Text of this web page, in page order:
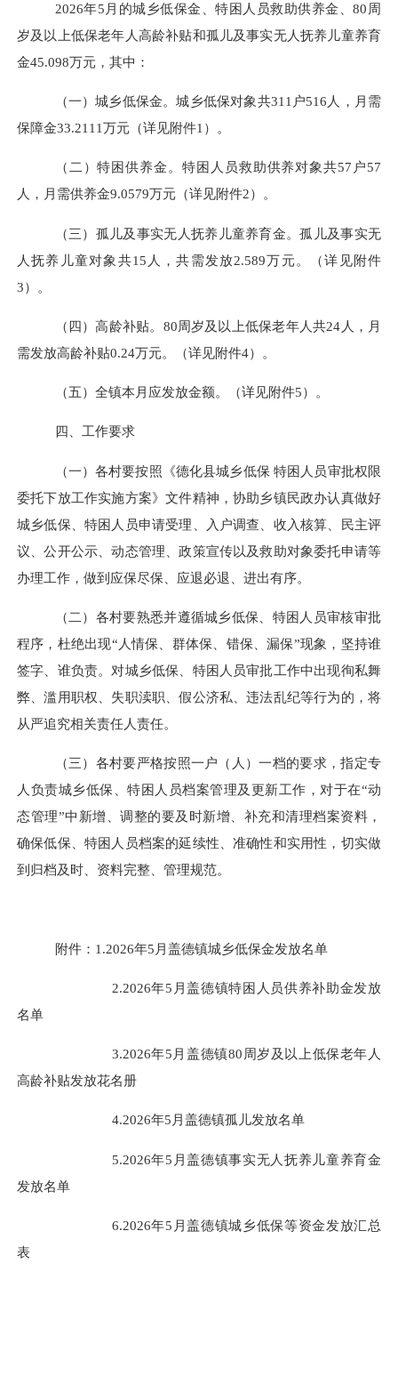
2026年5 月的城乡低保金、特困人员救助供养金、80 周
岁及以上低保老年人高龄补贴和孤儿及事实无人抚养儿童养育
金45.098万元，其中：
（一）城乡低保金。城乡低保对象共311 户516 人，月需
保障金33.2111万元（详见附件1 ）。
（二）特困供养金。 特困人员救助供养对象共57 户57
人，月需供养金9.0579万元（详见附件2）。
（三） 孤儿及 事实无人抚养儿童养育金。孤儿及事实无
人抚养儿童对象共15 人 ，共需发放2.589万元。（详见附件
3）。
（四）高龄补贴。 80周岁及以上低保老年人共24 人，月
需发放高龄补贴0.24万元。（详见附件4）。
（五） 全镇本月应发放金额。 （详见附件5）。
四、工作要求
（一）各村要按照《德化县城乡低保 特困人员审批权限
委托下放工作实施方案》文件精神，协助乡镇民政办认真做好
城乡低保、特困人员申请受理、入户调查、收入核算、民主评
议、公开公示、动态管理、政策宣传以及救助对象委托申请等
办理工作，做到应保尽保、应退必退、进出有序。
（二）各村要熟悉并遵循城乡低保、特困人员审核审批
程序，杜绝出现“ 人情保、群体保、错保、漏保”现象，坚持谁
签字、谁负责。对城乡低保、特困人员审批工作中出现徇私舞
弊、滥用职权、失职渎职、假公济私、违法乱纪等行为的，将
从严追究相关责任人责任。
（三）各村要严格按照一户（人）一档的要求，指定专
人负责城乡低保、特困人员档案管理及更新工作，对于在“动
态管理”中新增、调整的要及时新增、补充和清理档案资料，
确保低保、特困人员档案的延续性、准确性和实用性，切实做
到归档及时、资料完整、管理规范。
附件： 1.2026年5 月盖德镇城乡低保金发放名单
2.2026年5 月盖德镇特困人员供养补助金发放
名单
3.2026年5 月盖德镇80 周岁及以上低保老年人
高龄补贴发放花名册
4.2026年5 月盖德镇孤儿发放名单
5.2026年5 月盖德镇事实无人抚养儿童养育金
发放名单
6.2026年5 月盖德镇城乡低保等资金发放汇总
表